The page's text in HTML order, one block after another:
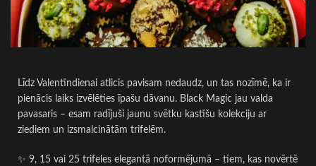
Līdz Valentīndienai atlicis pavisam nedaudz, un tas nozīmē, ka ir
pienācis laiks izvēlēties īpašu dāvanu. Black Magic jau valda
pavasaris – esam radījuši jaunu svētku kastīšu kolekciju ar
ziediem un izsmalcinātām trifelēm.
✨ 9, 15 vai 25 trifeles elegantā noformējumā – tiem, kas novērtē